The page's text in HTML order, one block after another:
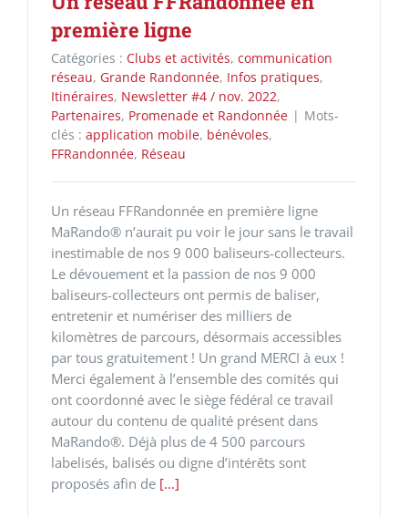
première ligne
Catégories : Clubs et activités, communication
réseau, Grande Randonnée, Infos pratiques,
Itinéraires, Newsletter #4 / nov. 2022,
Partenaires, Promenade et Randonnée | Mots-
clés : application mobile, bénévoles,
FFRandonnée, Réseau
Un réseau FFRandonnée en première ligne
MaRando® n’aurait pu voir le jour sans le travail
inestimable de nos 9 000 baliseurs-collecteurs.
Le dévouement et la passion de nos 9 000
baliseurs-collecteurs ont permis de baliser,
entretenir et numériser des milliers de
kilomètres de parcours, désormais accessibles
par tous gratuitement ! Un grand MERCI à eux !
Merci également à l’ensemble des comités qui
ont coordonné avec le siège fédéral ce travail
autour du contenu de qualité présent dans
MaRando®. Déjà plus de 4 500 parcours
labelisés, balisés ou digne d’intérêts sont
proposés afin de [...]